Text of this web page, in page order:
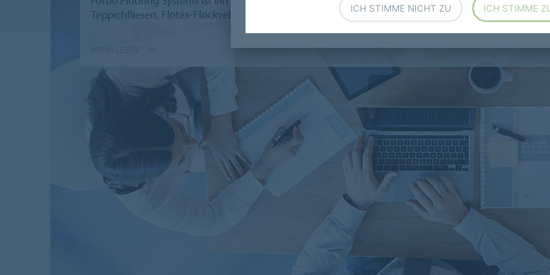
Teppichfliesen, Flotex-Flockvelours, Coral Sauberlaufprodukten und Designbodenbelägen.
ICH STIMME NICHT ZU ICH STIMME